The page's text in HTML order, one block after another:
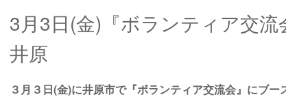
3月3日(金)『ボランティア交
井原
３月３日(金)に井原市で『ボランティア交流会』にブー